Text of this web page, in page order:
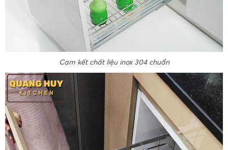
Cam kết chất liệu inox 304 chuẩn